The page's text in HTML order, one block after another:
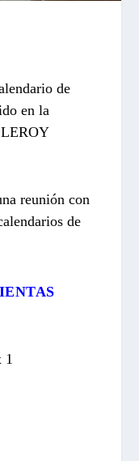
de
en la
reunión con
de
1